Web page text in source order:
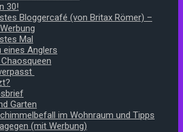
30!
Bloggercafé (von Britax Römer) –
Mal
eines Anglers
Garten
im Wohnraum und Tipps
(mit Werbung)